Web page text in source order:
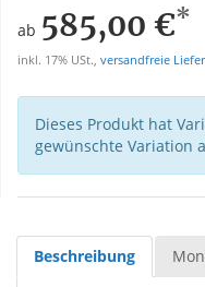
ab 585,00 €*
inkl. 17% USt., versandfreie
Dieses Produkt hat
gewünschte Variation
Beschreibung